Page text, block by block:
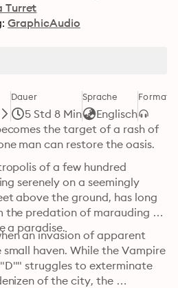
Turret
GraphicAudio
Dauer
5 Std 8 Min
Sprache
Englisch
Format
the target of a rash of
man can restore the oasis.
of a few hundred
serenely on a seemingly
above the ground, has long
the predation of marauding
a paradise.
an invasion of apparent
haven. While the Vampire
struggles to exterminate
of the city, the